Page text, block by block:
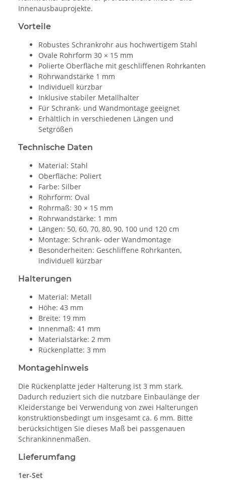
Innenausbauprojekte.
Vorteile
Robustes Schrankrohr aus hochwertigem Stahl
Ovale Rohrform 30 × 15 mm
Polierte Oberfläche mit geschliffenen Rohrkanten
Rohrwandstärke 1 mm
Individuell kürzbar
Inklusive stabiler Metallhalter
Für Schrank- und Wandmontage geeignet
Erhältlich in verschiedenen Längen und
Setgrößen
Technische Daten
Material: Stahl
Oberfläche: Poliert
Farbe: Silber
Rohrform: Oval
Rohrmaß: 30 × 15 mm
Rohrwandstärke: 1 mm
Längen: 50, 60, 70, 80, 90, 100 und 120 cm
Montage: Schrank- oder Wandmontage
Besonderheiten: Geschliffene Rohrkanten,
individuell kürzbar
Halterungen
Material: Metall
Höhe: 43 mm
Breite: 19 mm
Innenmaß: 41 mm
Materialstärke: 2 mm
Rückenplatte: 3 mm
Montagehinweis
Die Rückenplatte jeder Halterung ist 3 mm stark.
Dadurch reduziert sich die nutzbare Einbaulänge der
Kleiderstange bei Verwendung von zwei Halterungen
konstruktionsbedingt um insgesamt ca. 6 mm. Bitte
berücksichtigen Sie dieses Maß bei passgenauen
Schrankinnenmaßen.
Lieferumfang
1er-Set